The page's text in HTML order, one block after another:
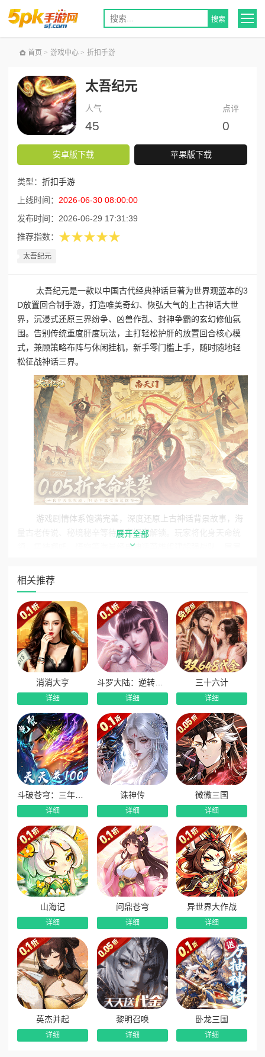
首页 > 游戏中心 > 折扣手游
太吾纪元
人气
45
点评
0
安卓版下载 苹果版下载
类型： 折扣手游
上线时间： 2026-06-30 08:00:00
发布时间： 2026-06-29 17:31:39
推荐指数： ★★★★★
太吾纪元
太吾纪元是一款以中国古代经典神话巨著为世界观蓝本的3
D放置回合制手游，打造唯美奇幻、恢弘大气的上古神话大世
界，沉浸式还原三界纷争、凶兽作乱、封神争霸的玄幻修仙氛
围。告别传统重度肝度玩法，主打轻松护肝的放置回合核心模
式，兼顾策略布阵与休闲挂机，新手零门槛上手，随时随地轻
松征战神话三界。
游戏剧情体系饱满完善，深度还原上古神话背景故事，海
量古老传说、秘境秘辛等待玩家探索解锁。玩家将化身天命统
领，集结哪吒、悟空等海量经典神话英雄组建超强战队，层层
话秘密，驰骋封神战场，从无名小辈成长为封神传奇强者，书
写专属神话纪元霸业。
作为全网超高福利0.05折顶配版本，游戏性价比拉满，全
场道具、至尊礼包超低折扣畅享，大幅降低养成门槛。同时搭
配海量开局常驻福利，强力神话英雄、全套超神红装、海量抽
卡次数、限定英雄道具全部免费放送，无需高额氪金即可解锁
顶配战力，轻松驰骋三界、横扫封神战场，是神话放置回合爱
好者必玩的高福利良心版本！
版本核心福利汇总
1、开局双神英雄助力开荒：上线直接赠送哪吒、天命悟空
两大强势神话英雄，开局战力拉满，横扫三界关卡、碾压远古
凶兽，开荒起步快人一步。
2、免费千抽实现抽卡自由：专属千抽福利强势上线，海量
免费连抽机会随心使用，轻松抽取高阶超强英雄，快速集齐顶
配神话阵容。
高阶神装属性强力加持，全方位飙升角色战力，轻松应对高阶
关卡与封神对战。
4、全网超低0.05折顶配福利：全场永久0.05折爽快畅玩，
原价648元至尊礼包超低价格直接解锁，所有商城道具超低门槛
入手，养成性价比极致拉满。
5、每日签到海量道具英雄：每日签到即可领取海量养成道
具、进阶材料，更有专属神秘火系英雄免费领取，日积月累稳
步提升全队战力。
展开全部
相关推荐
消消大亨
详细
斗罗大陆：逆转时空
详细
三十六计
详细
详细
诛神传
详细
微微三国
详细
山海记
详细
问鼎苍穹
详细
异世界大作战
详细
英杰并起
详细
黎明召唤
详细
卧龙三国
详细